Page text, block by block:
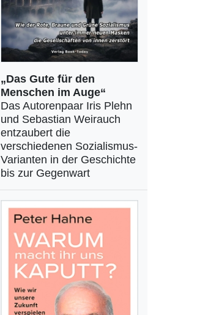
„Das Gute für den
Menschen im Auge“
Das Autorenpaar Iris Plehn
und Sebastian Weirauch
entzaubert die
verschiedenen Sozialismus-
Varianten in der Geschichte
bis zur Gegenwart